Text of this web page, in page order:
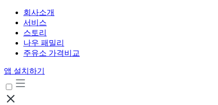
회사소개
서비스
스토리
나우 패밀리
주유소 가격비교
앱 설치하기